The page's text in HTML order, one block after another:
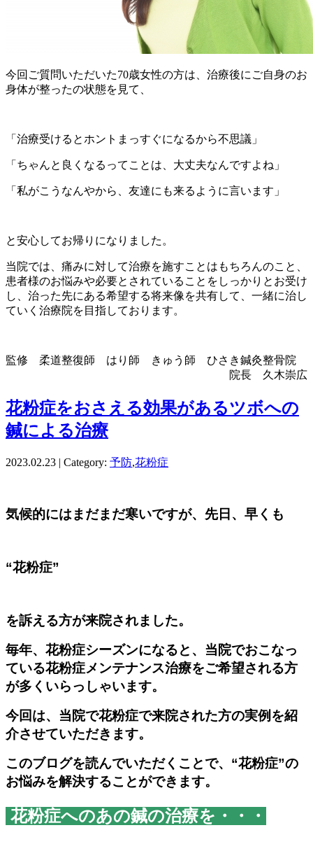
今回ご質問いただいた70歳女性の方は、治療後にご自身のお
身体が整ったの状態を見て、
「治療受けるとホントまっすぐになるから不思議」
「ちゃんと良くなるってことは、大丈夫なんですよね」
「私がこうなんやから、友達にも来るように言います」
と安心してお帰りになりました。
当院では、痛みに対して治療を施すことはもちろんのこと、
患者様のお悩みや必要とされていることをしっかりとお受け
し、治った先にある希望する将来像を共有して、一緒に治し
ていく治療院を目指しております。
監修 柔道整復師 はり師 きゅう師 ひさき鍼灸整骨院
院長 久木崇広
花粉症をおさえる効果があるツボへの
鍼による治療
2023.02.23 | Category: 予防,花粉症
気候的にはまだまだ寒いですが、 先日、早くも
“花粉症”
を訴える方が来院されました。
毎年、花粉症シーズンになると、当院でおこなっ
ている花粉症メンテナンス治療をご希望される方
が多くいらっしゃいます。
今回は、当院で花粉症で来院された方の実例を紹
介させていただきます。
このブログを読んでいただくことで、“花粉症”の
お悩みを解決することができます。
花粉症へのあの鍼の治療を・・・